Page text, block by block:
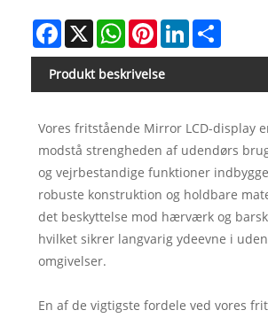
Facebook
X WhatsAppPinterestLinkedIn
Produkt beskrivelse
Vores fritstående Mirror LCD-display
modstå strengheden af ​​udendørs
og vejrbestandige funktioner
robuste konstruktion og holdbare
det beskyttelse mod hærværk og
hvilket sikrer langvarig ydeevne i
omgivelser.
En af de vigtigste fordele ved vores